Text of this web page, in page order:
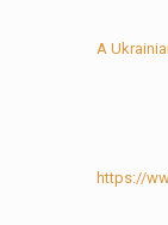
A
https://